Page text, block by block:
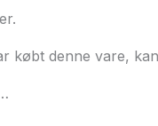
købt denne vare,